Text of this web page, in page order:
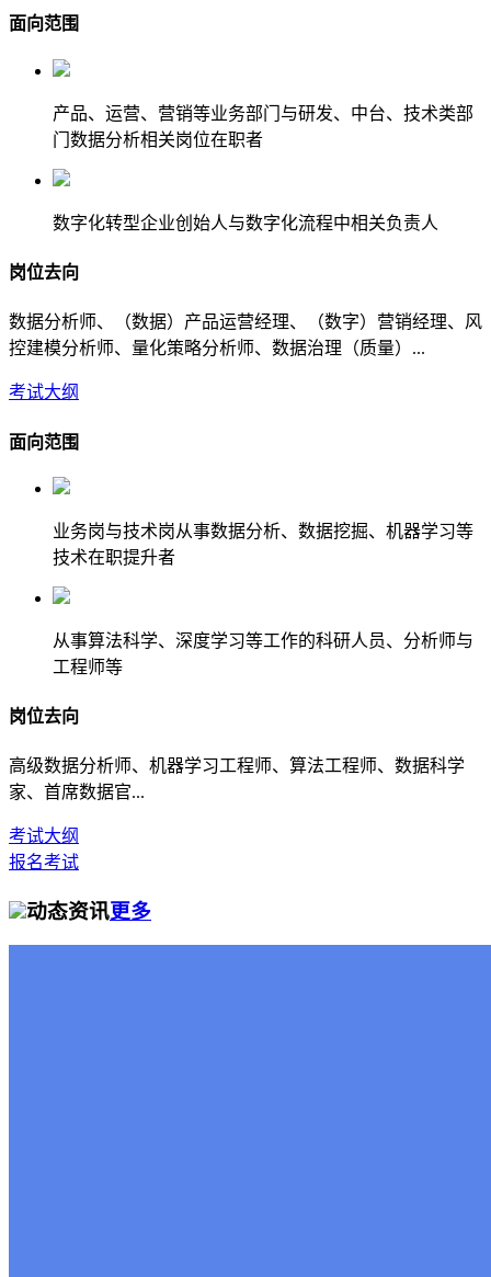
面向范围
产品、运营、营销等业务部门与研发、中台、技术类部
门数据分析相关岗位在职者
数字化转型企业创始人与数字化流程中相关负责人
岗位去向
数据分析师、（数据）产品运营经理、（数字）营销经理、风
控建模分析师、量化策略分析师、数据治理（质量）...
考试大纲
面向范围
业务岗与技术岗从事数据分析、数据挖掘、机器学习等
技术在职提升者
从事算法科学、深度学习等工作的科研人员、分析师与
工程师等
岗位去向
高级数据分析师、机器学习工程师、算法工程师、数据科学
家、首席数据官...
考试大纲
报名考试
动态资讯更多